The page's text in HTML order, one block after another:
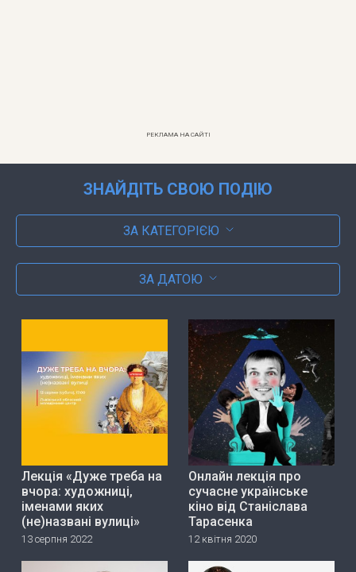
РЕКЛАМА НА САЙТІ
ЗНАЙДІТЬ СВОЮ ПОДІЮ
ЗА КАТЕГОРІЄЮ
ЗА ДАТОЮ
Лекція «Дуже треба на
вчора: художниці,
іменами яких
(не)названі вулиці»
13 серпня 2022
Онлайн лекція про
сучасне українське
кіно від Станіслава
Тарасенка
12 квітня 2020